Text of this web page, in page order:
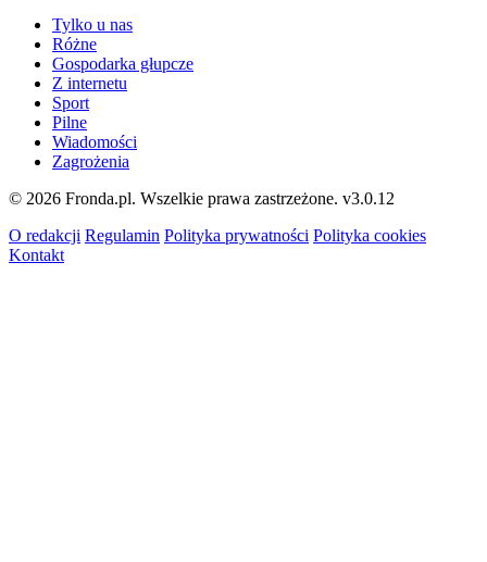
Tylko u nas
Różne
Gospodarka głupcze
Z internetu
Sport
Pilne
Wiadomości
Zagrożenia
© 2026 Fronda.pl. Wszelkie prawa zastrzeżone. v3.0.12
O redakcji Regulamin Polityka prywatności Polityka cookies
Kontakt